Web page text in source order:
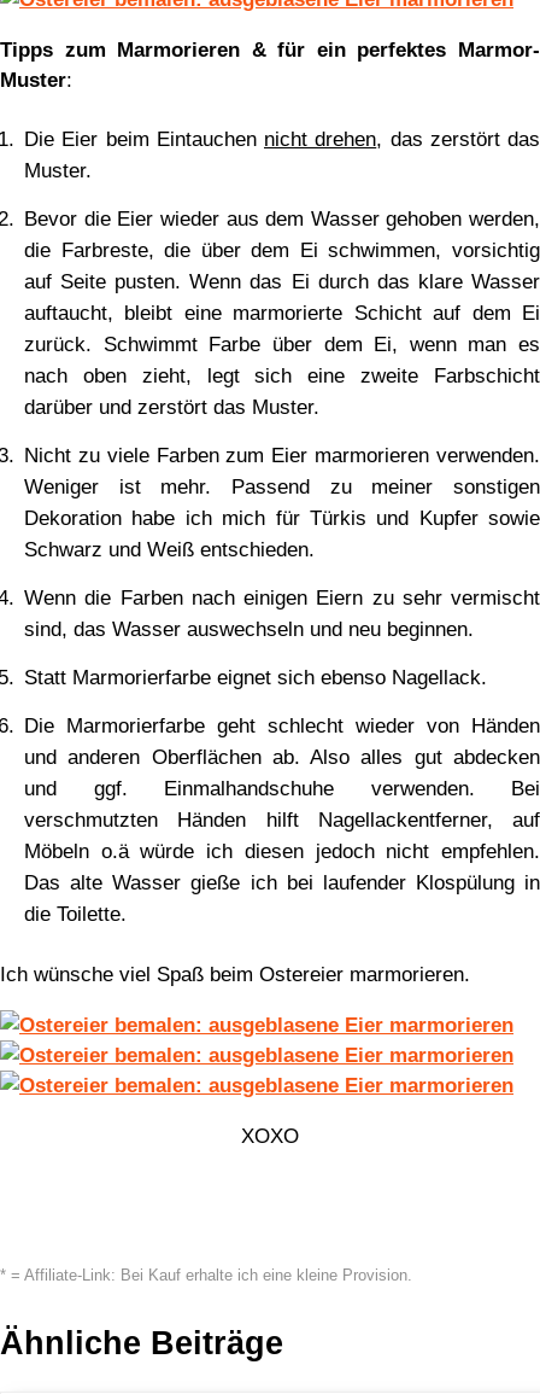
Tipps zum Marmorieren & für ein perfektes Marmor-
Muster:
Die Eier beim Eintauchen nicht drehen, das zerstört das
Muster.
Bevor die Eier wieder aus dem Wasser gehoben werden,
die Farbreste, die über dem Ei schwimmen, vorsichtig
auf Seite pusten. Wenn das Ei durch das klare Wasser
auftaucht, bleibt eine marmorierte Schicht auf dem Ei
zurück. Schwimmt Farbe über dem Ei, wenn man es
nach oben zieht, legt sich eine zweite Farbschicht
darüber und zerstört das Muster.
Nicht zu viele Farben zum Eier marmorieren verwenden.
Weniger ist mehr. Passend zu meiner sonstigen
Dekoration habe ich mich für Türkis und Kupfer sowie
Schwarz und Weiß entschieden.
Wenn die Farben nach einigen Eiern zu sehr vermischt
sind, das Wasser auswechseln und neu beginnen.
Statt Marmorierfarbe eignet sich ebenso Nagellack.
Die Marmorierfarbe geht schlecht wieder von Händen
und anderen Oberflächen ab. Also alles gut abdecken
und ggf. Einmalhandschuhe verwenden. Bei
verschmutzten Händen hilft Nagellackentferner, auf
Möbeln o.ä würde ich diesen jedoch nicht empfehlen.
Das alte Wasser gieße ich bei laufender Klospülung in
die Toilette.
Ich wünsche viel Spaß beim Ostereier marmorieren.
XOXO
* = Affiliate-Link: Bei Kauf erhalte ich eine kleine Provision.
Ähnliche Beiträge